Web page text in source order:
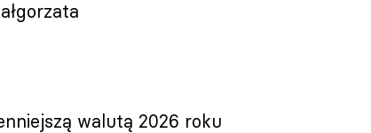
walutą 2026 roku